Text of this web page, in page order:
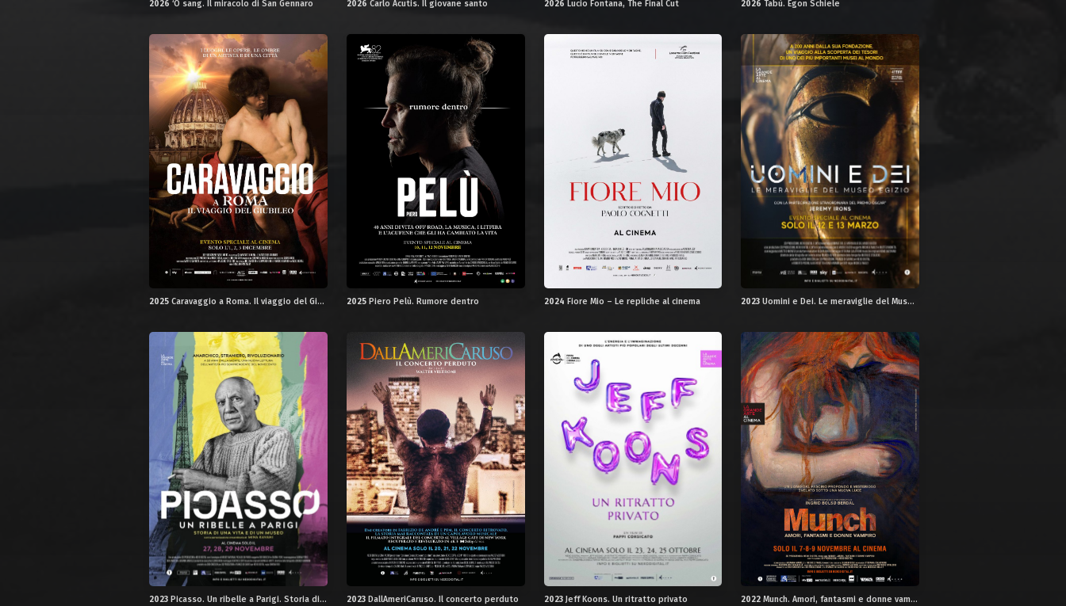
2026 ‘O sang. Il miracolo di San Gennaro 2026 Carlo Acutis. Il giovane santo 2026 Lucio Fontana, The Final Cut 2026 Tabù. Egon Schiele
2025 Caravaggio a Roma. Il viaggio del Giubileo 2025 Piero Pelù. Rumore dentro 2024 Fiore Mio – Le repliche al cinema 2023 Uomini e Dei. Le meraviglie del Museo Egizio
2023 Picasso. Un ribelle a Parigi. Storia di una vita e di un museo 2023 DallAmeriCaruso. Il concerto perduto 2023 Jeff Koons. Un ritratto privato 2022 Munch. Amori, fantasmi e donne vampiro